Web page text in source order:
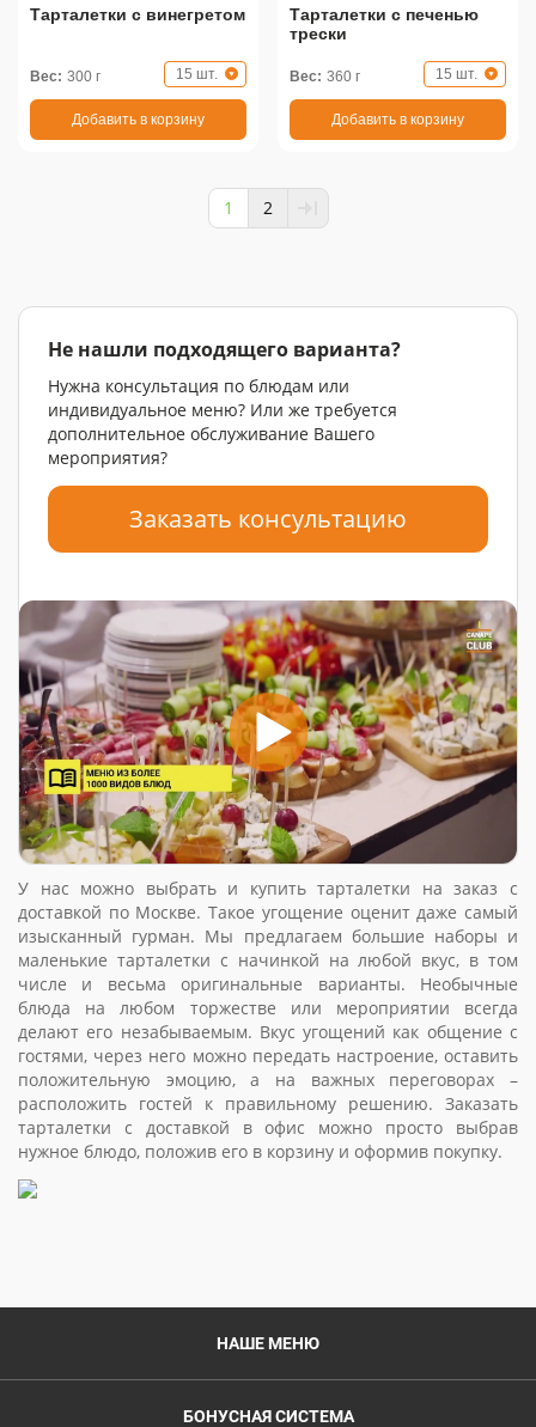
Тарталетки с винегретом
Вес: 300 г 15 шт.
Добавить в корзину
Тарталетки с печенью
трески
Вес: 360 г 15 шт.
Добавить в корзину
1 2
Не нашли подходящего варианта?
Нужна консультация по блюдам или
индивидуальное меню? Или же требуется
дополнительное обслуживание Вашего
мероприятия?
Заказать консультацию
У нас можно выбрать и купить тарталетки на заказ с
доставкой по Москве. Такое угощение оценит даже самый
изысканный гурман. Мы предлагаем большие наборы и
маленькие тарталетки с начинкой на любой вкус, в том
числе и весьма оригинальные варианты. Необычные
блюда на любом торжестве или мероприятии всегда
делают его незабываемым. Вкус угощений как общение с
гостями, через него можно передать настроение, оставить
положительную эмоцию, а на важных переговорах –
расположить гостей к правильному решению. Заказать
тарталетки с доставкой в офис можно просто выбрав
нужное блюдо, положив его в корзину и оформив покупку.
НАШЕ МЕНЮ
БОНУСНАЯ СИСТЕМА